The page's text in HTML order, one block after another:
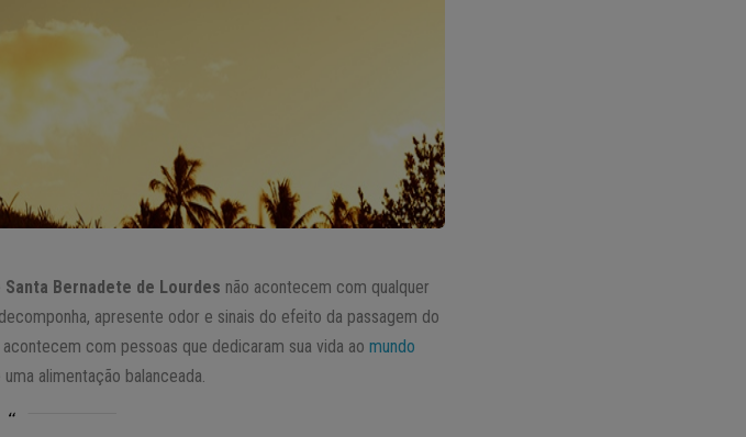
Santa Bernadete de Lourdes não acontecem com qualquer
apresente odor e sinais do efeito da passagem do
com pessoas que dedicaram sua vida aomundo
alimentação balanceada.